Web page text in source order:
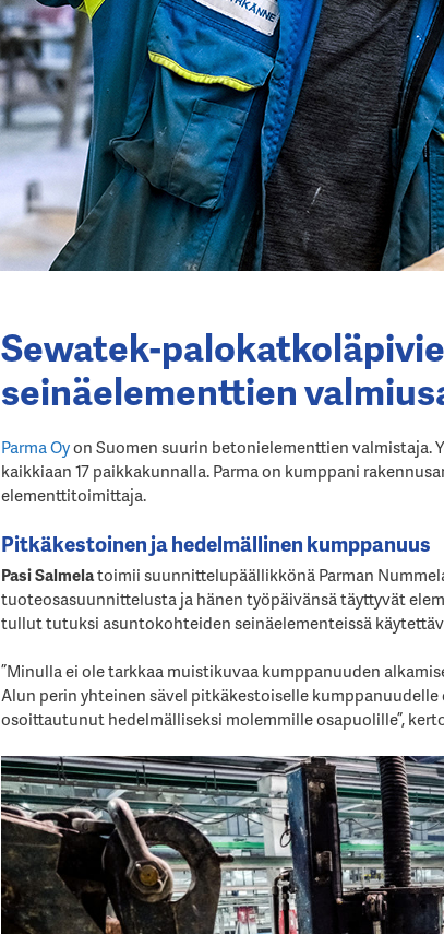
Sewatek-
seinäelementtien
Parma Oyon Suomen suurin betonielementtien valmistaja.
kaikkiaan 17 paikkakunnalla. Parma on kumppani
elementtitoimittaja.
Pitkäkestoinen ja hedelmällinen kumppanuus
Pasi Salmelatoimii suunnittelupäällikkönä Parman
tuoteosasuunnittelusta ja hänen työpäivänsä täyttyvät
tullut tutuksi asuntokohteiden seinäelementeissä
”Minulla ei ole tarkkaa muistikuvaa kumppanuuden
Alun perin yhteinen sävel pitkäkestoiselle
osoittautunut hedelmälliseksi molemmille osapuolille”,